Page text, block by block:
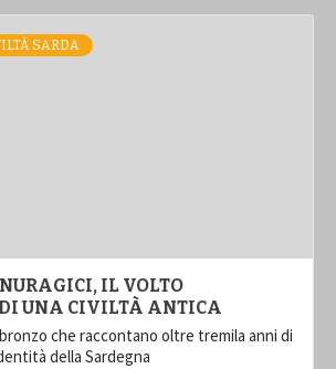
SARDA
IL VOLTO
UNA CIVILTÀ ANTICA
che raccontano oltre tremila anni di
della Sardegna